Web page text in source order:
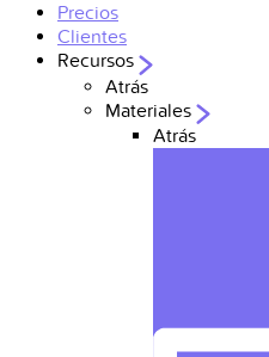
Precios
Clientes
Recursos
Atrás
Materiales
Atrás